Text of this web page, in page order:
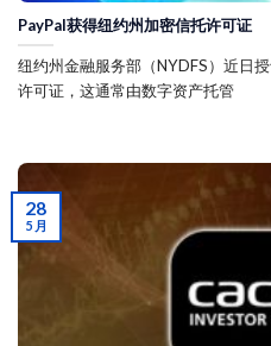
PayPal获得纽约州加密信托许可证
纽约州金融服务部（NYDFS）近日
许可证，这通常由数字资产托管
28
5 月